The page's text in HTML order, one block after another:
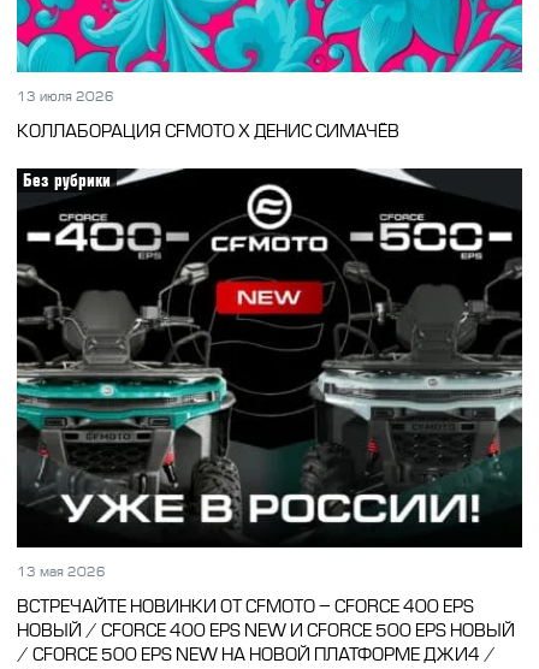
13 июля 2026
КОЛЛАБОРАЦИЯ CFMOTO Х ДЕНИС СИМАЧЁВ
13 мая 2026
Без рубрики
ВСТРЕЧАЙТЕ НОВИНКИ ОТ CFMOTO – CFORCE 400 EPS
НОВЫЙ / CFORCE 400 EPS NEW И CFORCE 500 EPS НОВЫЙ
/ CFORCE 500 EPS NEW НА НОВОЙ ПЛАТФОРМЕ ДЖИ4 /